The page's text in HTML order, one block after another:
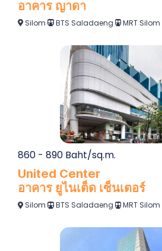
อาคาร ญาดา
Silom BTS Saladaeng MRT Silom
860 - 890 Baht/sq.m.
United Center
อาคาร ยูไนเต็ด เซ็นเตอร์
Silom BTS Saladaeng MRT Silom